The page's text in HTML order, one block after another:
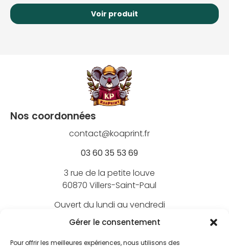
Gérer le consentement
Pour offrir les meilleures expériences, nous utilisons des
Voir produit
Nos coordonnées
contact@koaprint.fr
03 60 35 53 69
3 rue de la petite louve
60870 Villers-Saint-Paul
Ouvert du lundi au vendredi
de 9h à 18h